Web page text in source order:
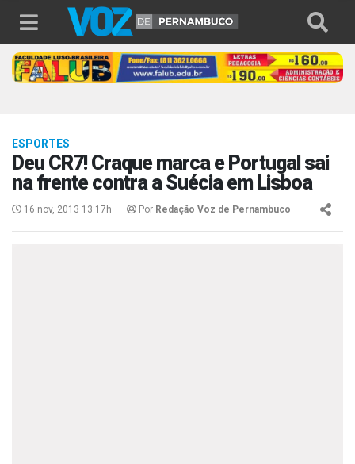
ESPORTES
Deu CR7! Craque marca e Portugal sai
na frente contra a Suécia em Lisboa
16 nov, 2013 13:17h Por Redação Voz de Pernambuco